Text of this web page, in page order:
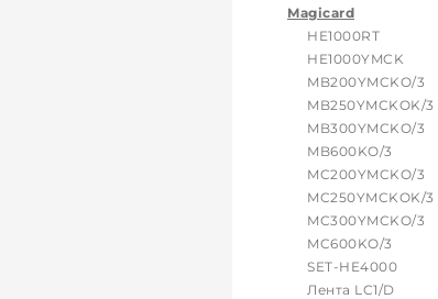
Magicard
HE1000RT
HE1000YMCK
MB200YMCKO/3
MB250YMCKOK/3
MB300YMCKO/3
MB600KO/3
MC200YMCKO/3
MC250YMCKOK/3
MC300YMCKO/3
MC600KO/3
SET-HE4000
Лента LC1/D